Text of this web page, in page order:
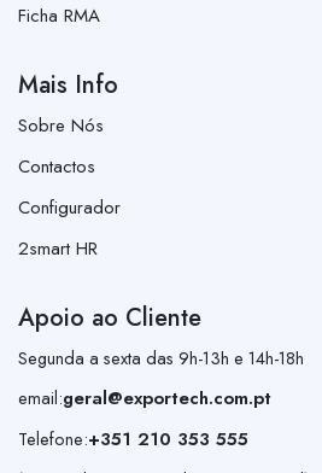
Ficha RMA
Mais Info
Sobre Nós
Contactos
Configurador
2smart HR
Apoio ao Cliente
Segunda a sexta das 9h-13h e 14h-18h
email:geral@exportech.com.pt
Telefone:+351 210 353 555